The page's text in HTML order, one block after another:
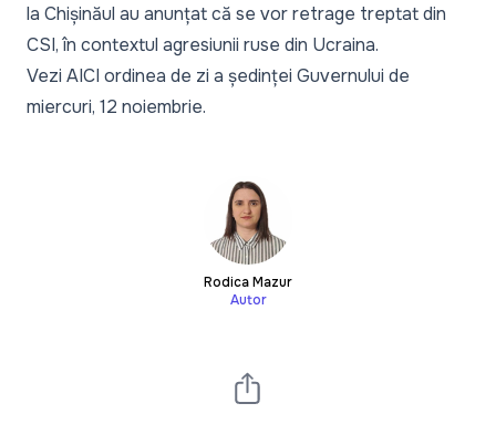
la Chișinăul au anunțat că se vor retrage treptat din
CSI, în contextul agresiunii ruse din Ucraina.
Vezi AICI ordinea de zi a ședinței Guvernului de
miercuri, 12 noiembrie.
Rodica Mazur
Autor